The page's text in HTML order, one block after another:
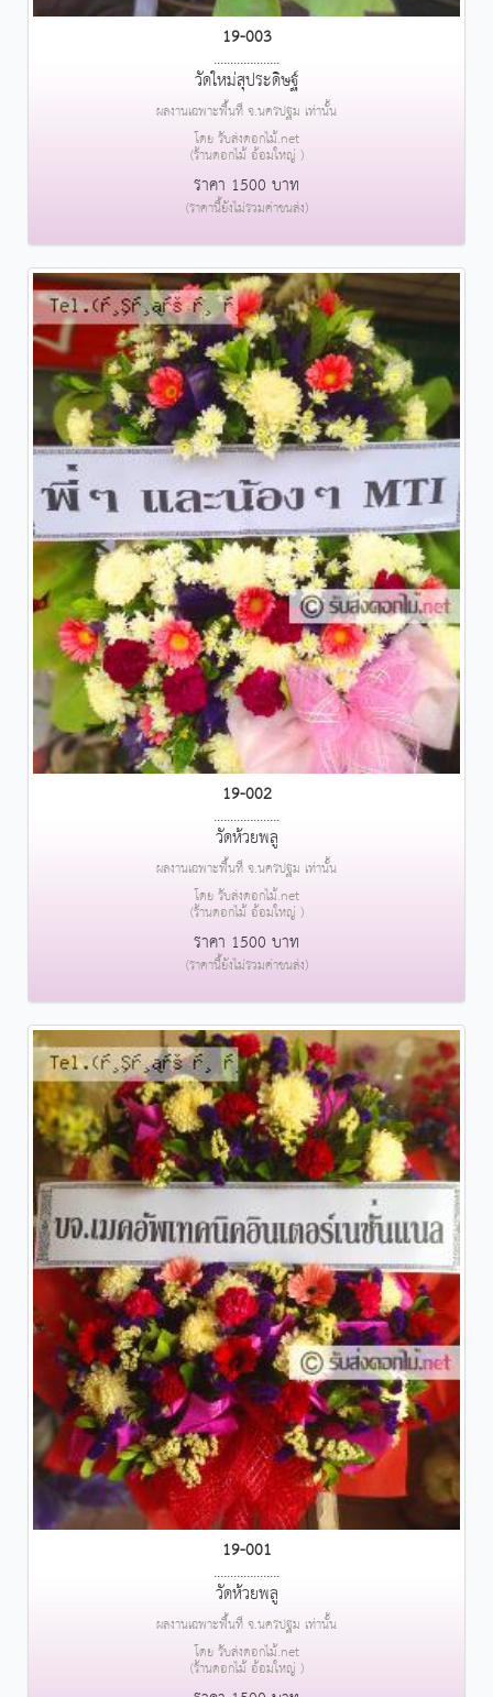
19-003
....................
วัดใหม่สุประดิษฐ์
ผลงานเฉพาะพื้นที่ จ.นครปฐม เท่านั้น
โดย รับส่งดอกไม้.net
(ร้านดอกไม้ อ้อมใหญ่ )
ราคา 1500 บาท
(ราคานี้ยังไม่รวมค่าขนส่ง)
19-002
....................
วัดห้วยพลู
ผลงานเฉพาะพื้นที่ จ.นครปฐม เท่านั้น
โดย รับส่งดอกไม้.net
(ร้านดอกไม้ อ้อมใหญ่ )
ราคา 1500 บาท
(ราคานี้ยังไม่รวมค่าขนส่ง)
19-001
....................
วัดห้วยพลู
ผลงานเฉพาะพื้นที่ จ.นครปฐม เท่านั้น
โดย รับส่งดอกไม้.net
(ร้านดอกไม้ อ้อมใหญ่ )